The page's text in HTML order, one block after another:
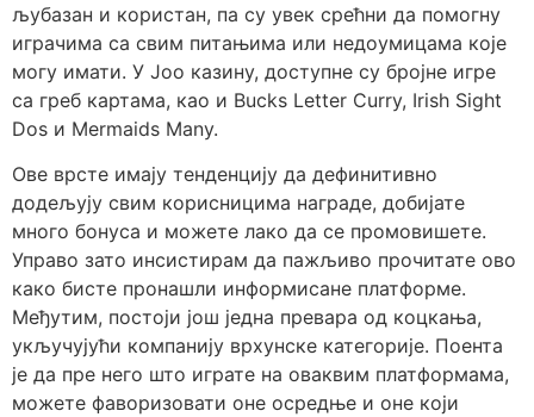
љубазан и користан, па су увек срећни да помогну
играчима са свим питањима или недоумицама које
могу имати. У Joo казину, доступне су бројне игре
са греб картама, као и Bucks Letter Curry, Irish Sight
Dos и Mermaids Many.
Ове врсте имају тенденцију да дефинитивно
додељују свим корисницима награде, добијате
много бонуса и можете лако да се промовишете.
Управо зато инсистирам да пажљиво прочитате ово
како бисте пронашли информисане платформе.
Међутим, постоји још једна превара од коцкања,
укључујући компанију врхунске категорије. Поента
је да пре него што играте на оваквим платформама,
можете фаворизовати оне осредње и оне који